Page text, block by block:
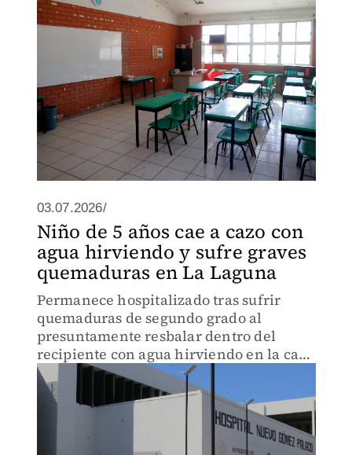
03.07.2026/
Niño de 5 años cae a cazo con
agua hirviendo y sufre graves
quemaduras en La Laguna
Permanece hospitalizado tras sufrir
quemaduras de segundo grado al
presuntamente resbalar dentro del
recipiente con agua hirviendo en la casa
de su abuela.